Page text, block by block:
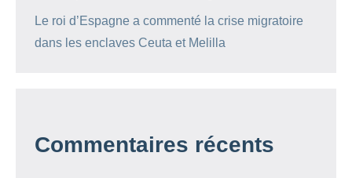
Le roi d’Espagne a commenté la crise migratoire
dans les enclaves Ceuta et Melilla
Commentaires récents